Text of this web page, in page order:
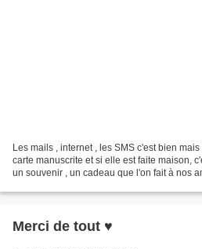
Les mails , internet , les SMS c'est bien
carte manuscrite et si elle est faite maison,
un souvenir , un cadeau que l'on fait à nos
Merci de tout ♥